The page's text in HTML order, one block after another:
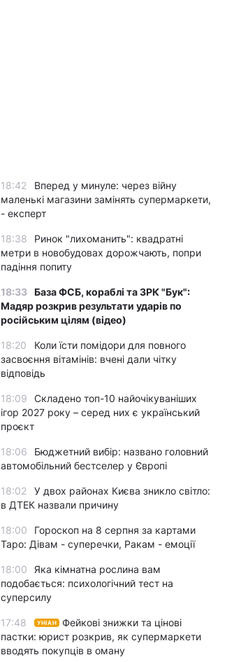
18:42
Вперед у минуле: через війну
маленькі магазини замінять супермаркети,
- експерт
18:38
Ринок "лихоманить": квадратні
метри в новобудовах дорожчають, попри
падіння попиту
18:33 База ФСБ, кораблі та ЗРК "Бук":
Мадяр розкрив результати ударів по
російським цілям (відео)
18:20
Коли їсти помідори для повного
засвоєння вітамінів: вчені дали чітку
відповідь
18:09
Складено топ-10 найочікуваніших
ігор 2027 року – серед них є український
проєкт
18:06
Бюджетний вибір: названо головний
автомобільний бестселер у Європі
18:02
У двох районах Києва зникло світло:
в ДТЕК назвали причину
18:00
Гороскоп на 8 серпня за картами
Таро: Дівам - суперечки, Ракам - емоції
18:00
Яка кімнатна рослина вам
подобається: психологічний тест на
суперсилу
17:48 УНІАН
Фейкові знижки та цінові
пастки: юрист розкрив, як супермаркети
вводять покупців в оману